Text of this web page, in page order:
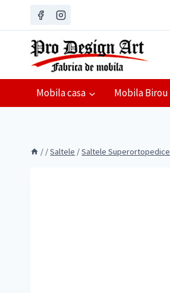
content
Mobila casa
Mobila Birou
/ /Saltele /Saltele Superortopedice